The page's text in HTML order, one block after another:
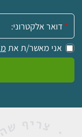
אימייל:
אני מאשר/ת את